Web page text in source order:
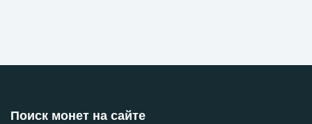
Поиск монет на сайте